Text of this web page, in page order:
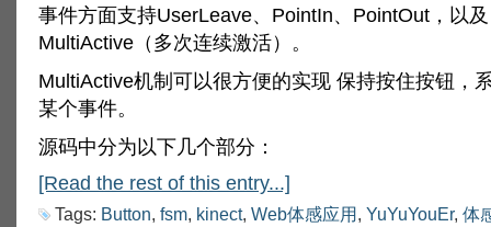
事件方面支持UserLeave、PointIn、PointOut，以及
MultiActive（多次连续激活）。
MultiActive机制可以很方便的实现 保持按住按钮，
某个事件。
源码中分为以下几个部分：
[Read the rest of this entry...]
Tags: Button, fsm, kinect, Web体感应用, YuYuYouEr, 体